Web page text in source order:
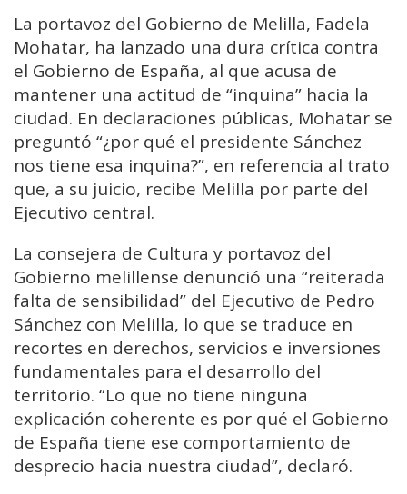
La portavoz del Gobierno de Melilla, Fadela
Mohatar, ha lanzado una dura crítica contra
el Gobierno de España, al que acusa de
mantener una actitud de “inquina” hacia la
ciudad. En declaraciones públicas, Mohatar se
preguntó “¿por qué el presidente Sánchez
nos tiene esa inquina?”, en referencia al trato
que, a su juicio, recibe Melilla por parte del
Ejecutivo central.
La consejera de Cultura y portavoz del
Gobierno melillense denunció una “reiterada
falta de sensibilidad” del Ejecutivo de Pedro
Sánchez con Melilla, lo que se traduce en
recortes en derechos, servicios e inversiones
fundamentales para el desarrollo del
territorio. “Lo que no tiene ninguna
explicación coherente es por qué el Gobierno
de España tiene ese comportamiento de
desprecio hacia nuestra ciudad”, declaró.